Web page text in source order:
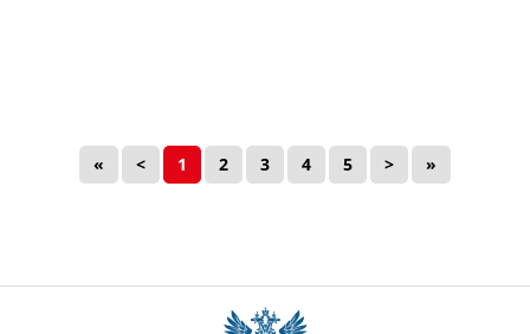
« < 1 2 3 4 5 > »